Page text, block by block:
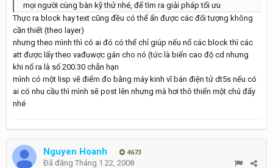
mọi người cùng bàn kỹ thử nhé, để tìm ra giải pháp tối ưu
Thực ra block hay text cũng đều có thể ẩn được các đối tượng không
cần thiết (theo layer)
nhưng theo mình thì có ai đó có thể chỉ giúp nếu nổ các block thì các
att được lấy theo vađuwợc gán cho nó (tức là biến cao độ cd nhưng
khi nổ ra là số 200.30 chẵn hạn
mình có một lisp vẽ điểm đo bằng máy kinh vĩ bán điện tử dt5s nếu có
ai có nhu cầu thì mình sẽ post lên nhưng mà hơi thô thiển một chú đấy
nhé
Nguyen Hoanh 4673
Đã đăng Tháng 1 22, 2008